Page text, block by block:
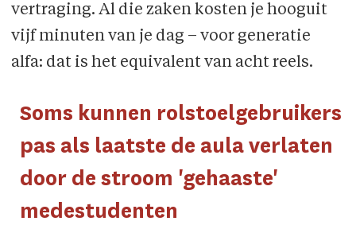
vertraging. Al die zaken kosten je hooguit
vijf minuten van je dag – voor generatie
alfa: dat is het equivalent van acht reels.
Soms kunnen rolstoelgebruikers
pas als laatste de aula verlaten
door de stroom 'gehaaste'
medestudenten